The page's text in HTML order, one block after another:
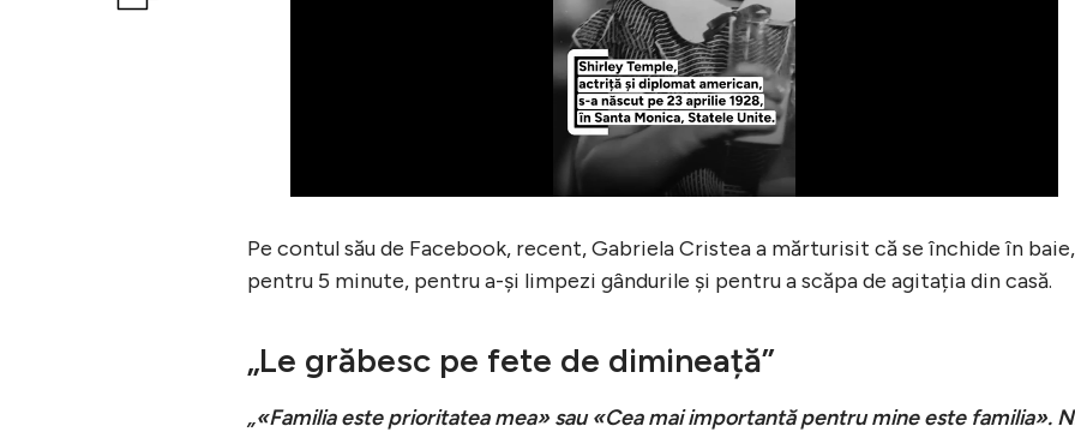
Pe contul său de Facebook, recent, Gabriela Cristea a mărturisit că se închide în baie,
pentru 5 minute, pentru a-și limpezi gândurile și pentru a scăpa de agitația din casă.
„Le grăbesc pe fete de dimineață”
„«Familia este prioritatea mea» sau «Cea mai importantă pentru mine este familia».